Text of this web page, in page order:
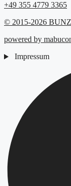
+49 355 4779 3365
© 2015-2026
powered by
Impressum